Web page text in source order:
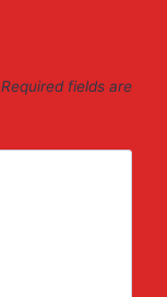
Required fields are